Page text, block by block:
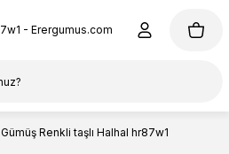
Gümüş Renkli taşlı Halhal hr87w1